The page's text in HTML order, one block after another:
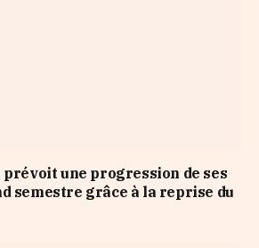
une progression de ses
semestre grâce à la reprise du